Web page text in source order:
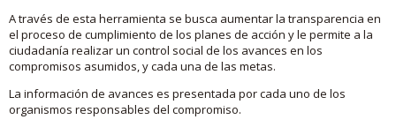
A través de esta herramienta se busca aumentar la transparencia en
el proceso de cumplimiento de los planes de acción y le permite a la
ciudadanía realizar un control social de los avances en los
compromisos asumidos, y cada una de las metas.
La información de avances es presentada por cada uno de los
organismos responsables del compromiso.